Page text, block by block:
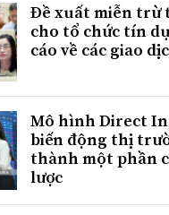
Đề xuất miễn trừ
cho tổ chức tín
cáo về các giao
Mô hình Direct
biến động thị
thành một phần
lược